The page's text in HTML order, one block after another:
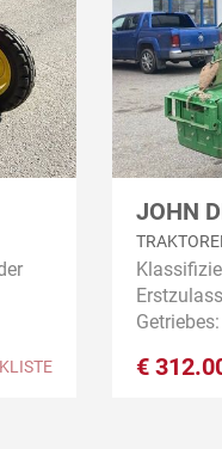
JOHN
€